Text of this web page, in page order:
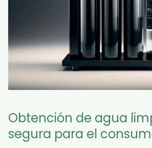
Obtención de agua
segura para el